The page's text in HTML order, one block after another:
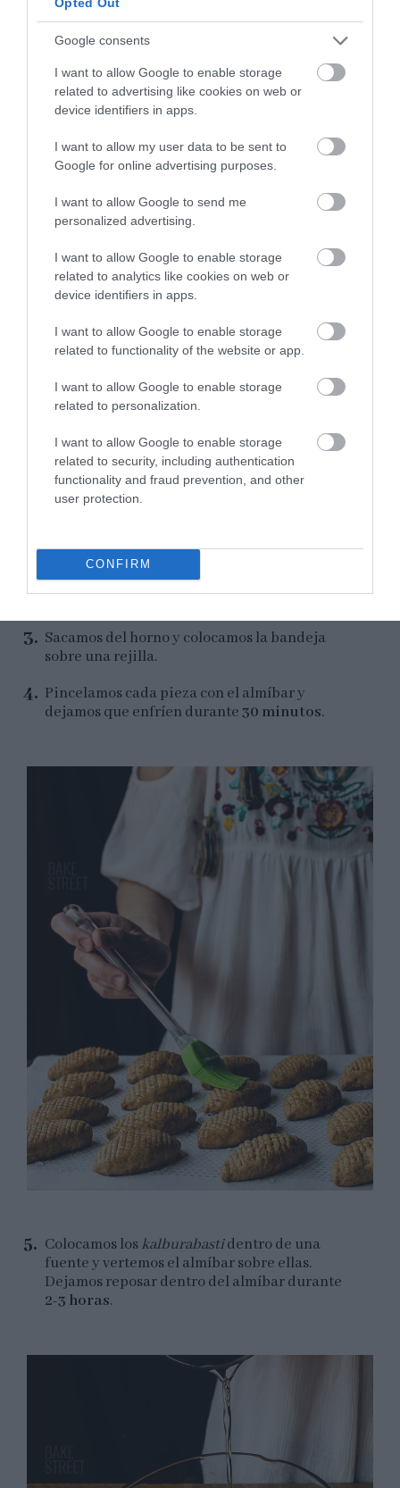
Google consents
I want to allow Google to enable storage
related to advertising like cookies on web or
device identifiers in apps.
I want to allow my user data to be sent to
Google for online advertising purposes.
I want to allow Google to send me
personalized advertising.
I want to allow Google to enable storage
related to analytics like cookies on web or
device identifiers in apps.
I want to allow Google to enable storage
related to functionality of the website or app.
I want to allow Google to enable storage
related to personalization.
I want to allow Google to enable storage
related to security, including authentication
functionality and fraud prevention, and other
user protection.
CONFIRM
Horneamos.
arriba y abajo.
Horneamos a media altura durante
Sacamos del horno y colocamos la bandeja
sobre una rejilla.
Pincelamos cada pieza con el almíbar y
dejamos que enfríen durante30 minutos.
Colocamos loskalburabastidentro de una
fuente y vertemos el almíbar sobre ellas.
Dejamos reposar dentro del almíbar durante
2-3 horas.